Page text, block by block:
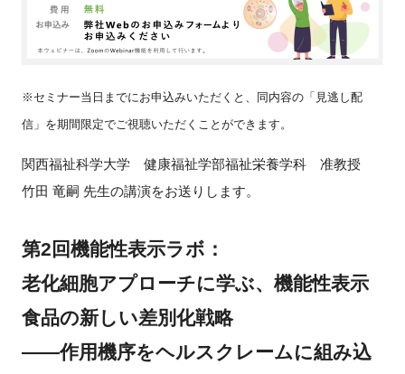
イベントお知らせメール登録
※セミナー当日までにお申込みいただくと、同内容の「見逃し配
信」を期間限定でご視聴いただくことができます。
関西福祉科学大学 健康福祉学部福祉栄養学科 准教授
竹田 竜嗣 先生の講演をお送りします。
第2回機能性表示ラボ：
老化細胞アプローチに学ぶ、機能性表示
食品の新しい差別化戦略
――作用機序をヘルスクレームに組み込